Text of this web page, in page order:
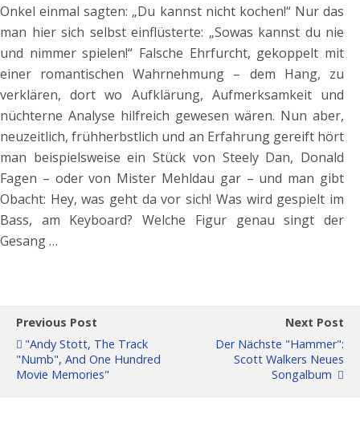
Onkel einmal sagten: „Du kannst nicht kochen!“ Nur das
man hier sich selbst einflüsterte: „Sowas kannst du nie
und nimmer spielen!“ Falsche Ehrfurcht, gekoppelt mit
einer romantischen Wahrnehmung – dem Hang, zu
verklären, dort wo Aufklärung, Aufmerksamkeit und
nüchterne Analyse hilfreich gewesen wären. Nun aber,
neuzeitlich, frühherbstlich und an Erfahrung gereift hört
man beispielsweise ein Stück von Steely Dan, Donald
Fagen – oder von Mister Mehldau gar – und man gibt
Obacht: Hey, was geht da vor sich! Was wird gespielt im
Bass, am Keyboard? Welche Figur genau singt der
Gesang …
Previous Post
"Andy Stott, The Track
"Numb", And One Hundred
Movie Memories"
Next Post
Der Nächste "Hammer":
Scott Walkers Neues
Songalbum